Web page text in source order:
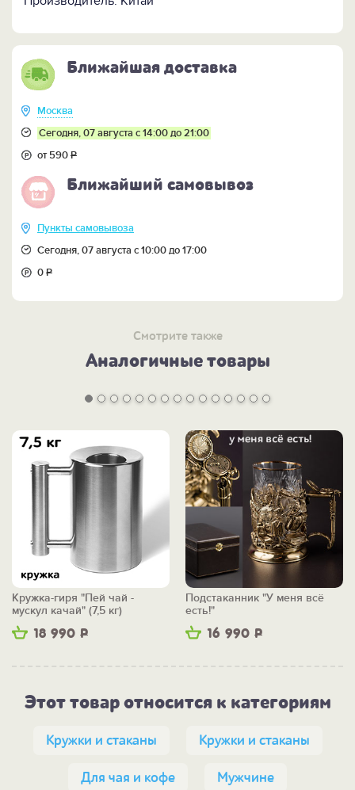
Ближайшая доставка
Москва
Сегодня, 07 августа с 14:00 до 21:00
от 590Р
Ближайший самовывоз
Пункты самовывоза
Сегодня, 07 августа с 10:00 до 17:00
0Р
Смотрите также
Аналогичные товары
18 990 Р
Кружка-гиря "Пей чай -
мускул качай" (7,5 кг)
16 990 Р
Подстаканник "У меня всё
есть!"
Этот товар относится к категориям
Кружки и стаканы Кружки и стаканы
Для чая и кофе Мужчине